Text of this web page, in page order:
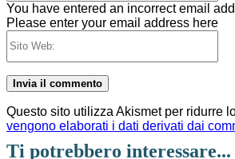
You have entered an incorrect email
Please enter your email address here
Questo sito utilizza Akismet per ridurre
vengono elaborati i dati derivati dai
Ti potrebbero interessare...